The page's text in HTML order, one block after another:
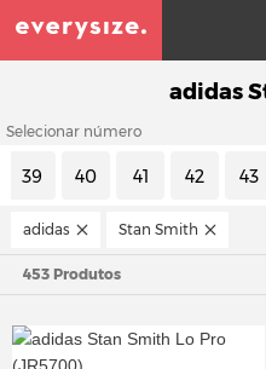
adidas
Selecionar número
39 40 41 42 43
adidas Stan Smith
453 Produtos